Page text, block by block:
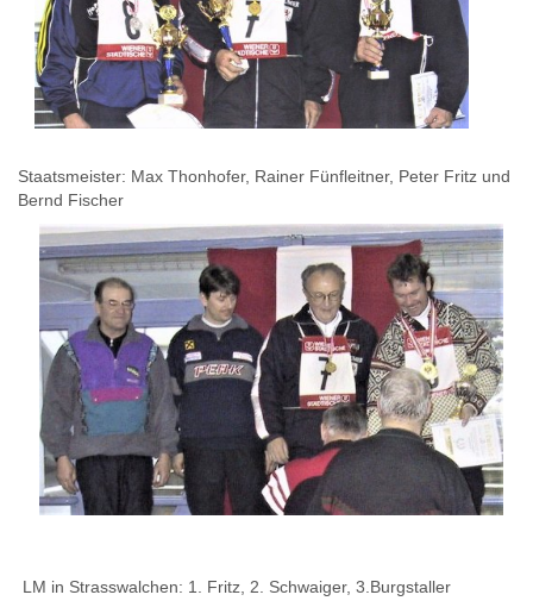
Staatsmeister: Max Thonhofer, Rainer Fünfleitner, Peter Fritz und
Bernd Fischer
LM in Strasswalchen: 1. Fritz, 2. Schwaiger, 3.Burgstaller